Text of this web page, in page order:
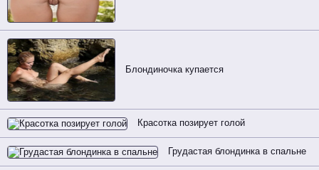
Блондиночка купается
Красотка позирует голой
Грудастая блондинка в спальне